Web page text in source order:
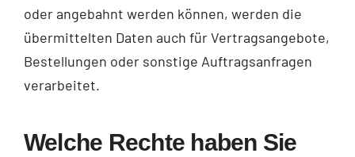
oder angebahnt werden können, werden die
übermittelten Daten auch für Vertragsangebote,
Bestellungen oder sonstige Auftragsanfragen
verarbeitet.
Welche Rechte haben Sie